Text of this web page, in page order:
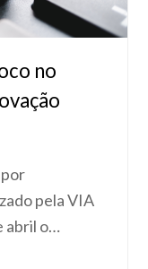
no
pela VIA
abril o…